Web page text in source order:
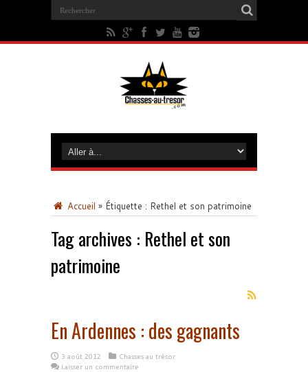
Accueil » Étiquette : Rethel et son patrimoine
Tag archives : Rethel et son
patrimoine
En Ardennes : des gagnants
3 août 2012
Chasses au trésor
Laisser un commentaire